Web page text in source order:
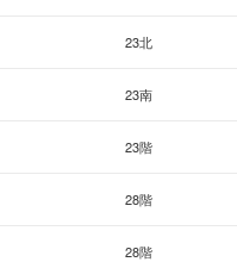
23北
23南
23階
28階
28階